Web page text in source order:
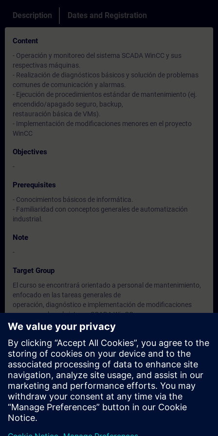
Description Dates and Registration
Content
- Operación y monitoreo del sistema SCADA WinCC y sus
respectivas máquinas.
- Realización de diagnósticos básicos y solución de problemas
comunes de comunicación y alarmas.
- Ejecución de procedimientos estándar de mantenimiento (ej.
encendido/apagado seguro, backup,
restauración básica de VMs).
- Implementación de modificaciones menores en el proyecto
WinCC
Objectives
-
Prerequisites
- Conocimientos básicos de informática.
- Familiaridad con conceptos generales de automatización
industrial.
Note
-
Target Group
El curso se encontrará orientado a personal de mantenimiento,
enfocado en las tareas generales de
operación, diagnóstico e implementación de modificaciones
menores sobre el sistema SCADA WinCC
y su infraestructura de virtualización.
Dates And Registration
Currently, no events available
Add yourself to the course request list and you will be notified
when new dates become available.
Activate notification service